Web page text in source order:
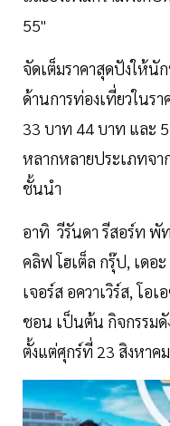
55"
จัดเต็มราคาสุดปังให้นั
ด้านการท่องเที่ยวในร
33 บาท 44 บาท และ
หลากหลายประเภทจา
ชั้นนำ
อาทิ วีรันดา รีสอร์ท พัท
คลิฟ โฮเต็ล กรุ๊ป, เดอ
เจอร์ส อควาเวิร์ส, โอ
ชอน เป็นต้น กิจกรรมดั
ตั้งแต่ศุกร์ที่ 23 สิงหาค